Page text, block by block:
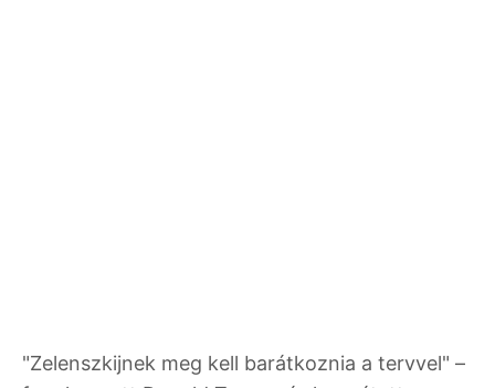
"Zelenszkijnek meg kell barátkoznia a tervvel" –